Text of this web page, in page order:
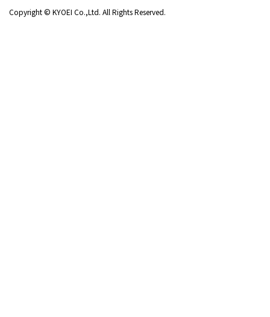
Copyright © KYOEI Co.,Ltd. All Rights Reserved.